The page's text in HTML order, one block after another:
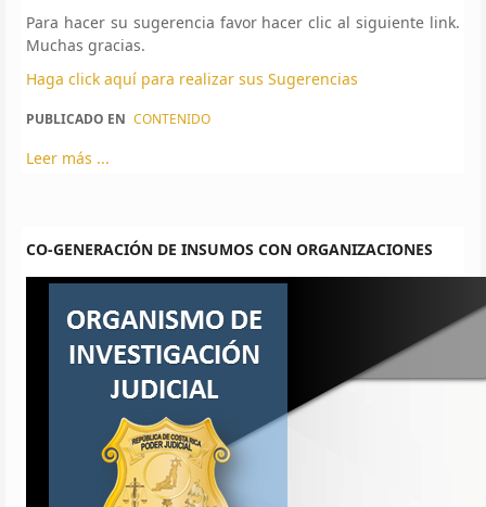
Para hacer su sugerencia favor hacer clic al siguiente link.
Muchas gracias.
Haga click aquí para realizar sus Sugerencias
PUBLICADO EN CONTENIDO
Leer más ...
CO-GENERACIÓN DE INSUMOS CON ORGANIZACIONES